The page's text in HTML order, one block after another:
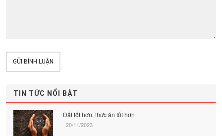
GỬI BÌNH LUẬN
TIN TỨC NỔI BẬT
Đất tốt hơn, thức ăn tốt hơn
20/11/2023